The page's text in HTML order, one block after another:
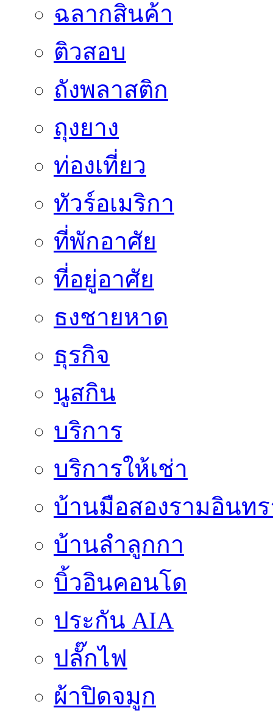
ฉลากสินค้า
ติวสอบ
ถังพลาสติก
ถุงยาง
ท่องเที่ยว
ทัวร์อเมริกา
ที่พักอาศัย
ที่อยู่อาศัย
ธงชายหาด
ธุรกิจ
นูสกิน
บริการ
บริการให้เช่า
บ้านมือสองรามอินท
บ้านลำลูกกา
บิ้วอินคอนโด
ประกัน AIA
ปลั๊กไฟ
ผ้าปิดจมูก